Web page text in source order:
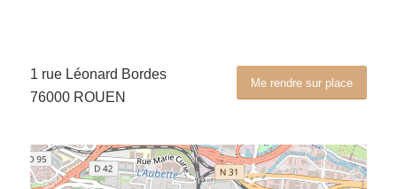
Me rendre sur place
1 rue Léonard Bordes
76000 ROUEN